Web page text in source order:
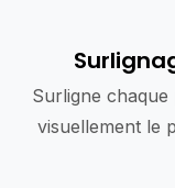
Surligne
visuellement le